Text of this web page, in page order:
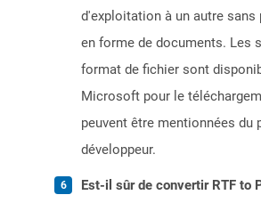
d'exploitation à un autre sans
en forme de documents. Les
format de fichier sont
Microsoft pour le
peuvent être mentionnées du
développeur.
Est-il sûr de convertir RTF to